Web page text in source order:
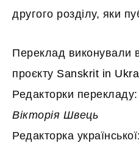
другого розділу, яки
Переклад виконували
проєкту Sanskrit in
Редакторки перекладу:
Вікторія Швець
Редакторка української: